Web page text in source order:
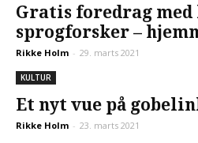
Gratis foredrag med
sprogforsker –
Rikke Holm - 29. marts 2021
KULTUR
Et nyt vue på
Rikke Holm - 23. marts 2021